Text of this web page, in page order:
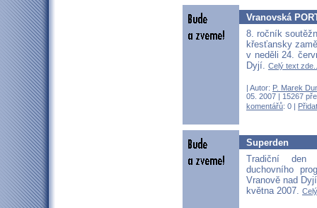
Vranovská
8. ročník
křesťansky
v neděli 24.
Dyjí. Celý text
| Autor: P. Marek
05. 2007 | 15267
komentářů: 0 |
Superden
Tradiční
duchovního
Vranově nad
května 2007.